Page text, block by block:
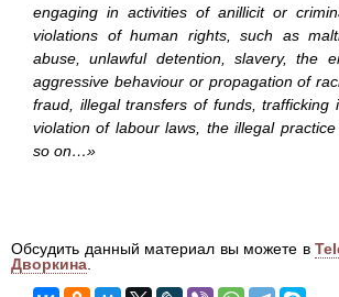
engaging in activities of anillicit or
violations of human rights, such as
abuse, unlawful detention, slavery, the
aggressive behaviour or propagation of
fraud, illegal transfers of funds, trafficking
violation of labour laws, the illegal
so on…»
Обсудить данный материал вы можете в
Дворкина